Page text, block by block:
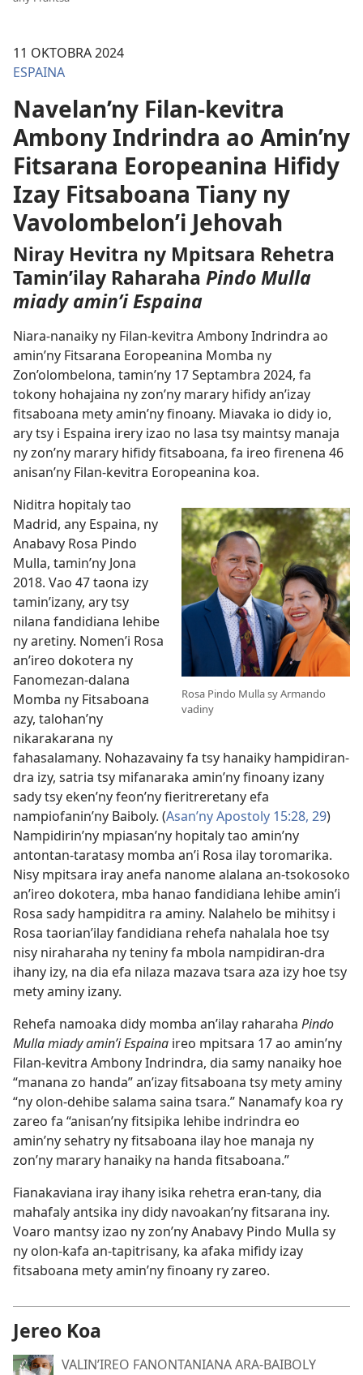
11 OKTOBRA 2024
ESPAINA
Navelan’ny Filan-kevitra
Ambony Indrindra ao Amin’ny
Fitsarana Eoropeanina Hifidy
Izay Fitsaboana Tiany ny
Vavolombelon’i Jehovah
Niray Hevitra ny Mpitsara Rehetra
Tamin’ilay Raharaha Pindo Mulla
miady amin’i Espaina
Niara-nanaiky ny Filan-kevitra Ambony Indrindra ao
amin’ny Fitsarana Eoropeanina Momba ny
Zon’olombelona, tamin’ny 17 Septambra 2024, fa
tokony hohajaina ny zon’ny marary hifidy an’izay
fitsaboana mety amin’ny finoany. Miavaka io didy io,
ary tsy i Espaina irery izao no lasa tsy maintsy manaja
ny zon’ny marary hifidy fitsaboana, fa ireo firenena 46
anisan’ny Filan-kevitra Eoropeanina koa.
Rosa Pindo Mulla sy Armando
vadiny
Niditra hopitaly tao
Madrid, any Espaina, ny
Anabavy Rosa Pindo
Mulla, tamin’ny Jona
2018. Vao 47 taona izy
tamin’izany, ary tsy
nilana fandidiana lehibe
ny aretiny. Nomen’i Rosa
an’ireo dokotera ny
Fanomezan-dalana
Momba ny Fitsaboana
azy, talohan’ny
nikarakarana ny
fahasalamany. Nohazavainy fa tsy hanaiky hampidiran-
dra izy, satria tsy mifanaraka amin’ny finoany izany
sady tsy eken’ny feon’ny fieritreretany efa
nampiofanin’ny Baiboly. (Asan’ny Apostoly 15:28, 29)
Nampidirin’ny mpiasan’ny hopitaly tao amin’ny
antontan-taratasy momba an’i Rosa ilay toromarika.
Nisy mpitsara iray anefa nanome alalana an-tsokosoko
an’ireo dokotera, mba hanao fandidiana lehibe amin’i
Rosa sady hampiditra ra aminy. Nalahelo be mihitsy i
Rosa taorian’ilay fandidiana rehefa nahalala hoe tsy
nisy niraharaha ny teniny fa mbola nampidiran-dra
ihany izy, na dia efa nilaza mazava tsara aza izy hoe tsy
mety aminy izany.
Rehefa namoaka didy momba an’ilay raharaha Pindo
Mulla miady amin’i Espaina ireo mpitsara 17 ao amin’ny
Filan-kevitra Ambony Indrindra, dia samy nanaiky hoe
“manana zo handa” an’izay fitsaboana tsy mety aminy
“ny olon-dehibe salama saina tsara.” Nanamafy koa ry
zareo fa “anisan’ny fitsipika lehibe indrindra eo
amin’ny sehatry ny fitsaboana ilay hoe manaja ny
zon’ny marary hanaiky na handa fitsaboana.”
Fianakaviana iray ihany isika rehetra eran-tany, dia
mahafaly antsika iny didy navoakan’ny fitsarana iny.
Voaro mantsy izao ny zon’ny Anabavy Pindo Mulla sy
ny olon-kafa an-tapitrisany, ka afaka mifidy izay
fitsaboana mety amin’ny finoany ry zareo.
Jereo Koa
VALIN’IREO FANONTANIANA ARA-BAIBOLY